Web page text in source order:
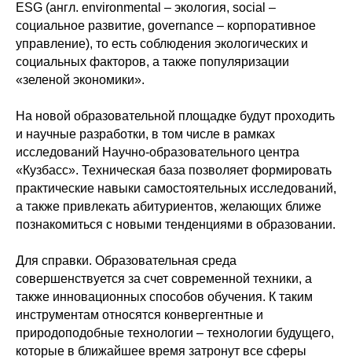
ESG (англ. environmental – экология, social –
социальное развитие, governance – корпоративное
управление), то есть соблюдения экологических и
социальных факторов, а также популяризации
«зеленой экономики».
На новой образовательной площадке будут проходить
и научные разработки, в том числе в рамках
исследований Научно-образовательного центра
«Кузбасс». Техническая база позволяет формировать
практические навыки самостоятельных исследований,
а также привлекать абитуриентов, желающих ближе
познакомиться с новыми тенденциями в образовании.
Для справки. Образовательная среда
совершенствуется за счет современной техники, а
также инновационных способов обучения. К таким
инструментам относятся конвергентные и
природоподобные технологии – технологии будущего,
которые в ближайшее время затронут все сферы